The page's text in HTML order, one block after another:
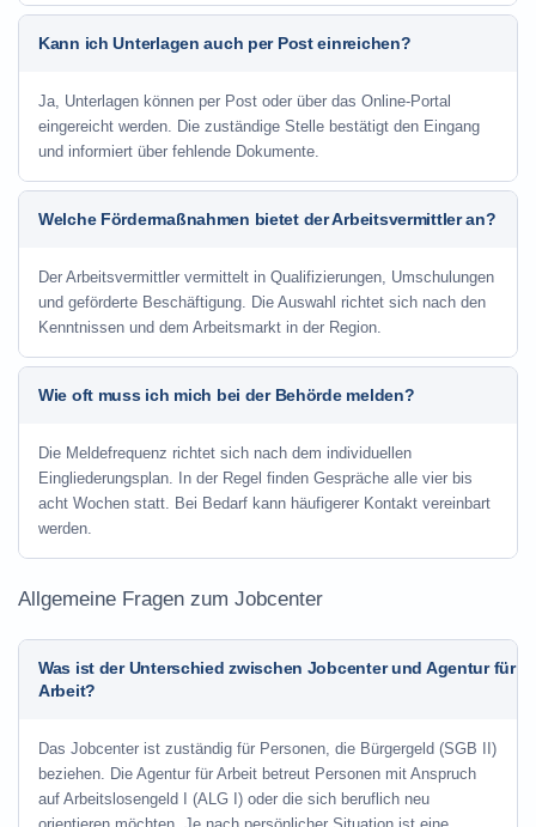
Kann ich Unterlagen auch per Post einreichen?
Ja, Unterlagen können per Post oder über das Online-Portal
eingereicht werden. Die zuständige Stelle bestätigt den Eingang
und informiert über fehlende Dokumente.
Welche Fördermaßnahmen bietet der Arbeitsvermittler an?
Der Arbeitsvermittler vermittelt in Qualifizierungen, Umschulungen
und geförderte Beschäftigung. Die Auswahl richtet sich nach den
Kenntnissen und dem Arbeitsmarkt in der Region.
Wie oft muss ich mich bei der Behörde melden?
Die Meldefrequenz richtet sich nach dem individuellen
Eingliederungsplan. In der Regel finden Gespräche alle vier bis
acht Wochen statt. Bei Bedarf kann häufigerer Kontakt vereinbart
werden.
Allgemeine Fragen zum Jobcenter
Was ist der Unterschied zwischen Jobcenter und Agentur für
Arbeit?
Das Jobcenter ist zuständig für Personen, die Bürgergeld (SGB II)
beziehen. Die Agentur für Arbeit betreut Personen mit Anspruch
auf Arbeitslosengeld I (ALG I) oder die sich beruflich neu